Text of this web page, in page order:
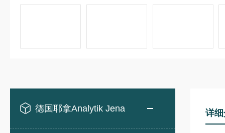
德国耶拿Analytik Jena 详